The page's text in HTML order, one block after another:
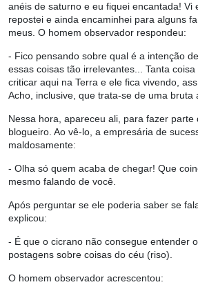
anéis de saturno e eu fiquei encantada! Vi
repostei e ainda encaminhei para alguns
meus. O homem observador respondeu:
- Fico pensando sobre qual é a intenção
essas coisas tão irrelevantes... Tanta
criticar aqui na Terra e ele fica vivendo,
Acho, inclusive, que trata-se de uma bruta
Nessa hora, apareceu ali, para fazer parte
blogueiro. Ao vê-lo, a empresária de
maldosamente:
- Olha só quem acaba de chegar! Que
mesmo falando de você.
Após perguntar se ele poderia saber se
explicou:
- É que o cicrano não consegue entender
postagens sobre coisas do céu (riso).
O homem observador acrescentou: